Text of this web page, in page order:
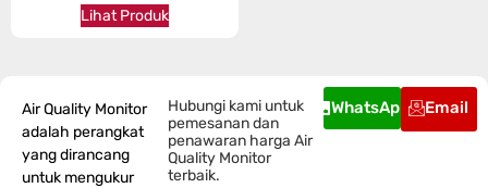
★★★★★
Lihat Produk
Air Quality Monitor
adalah perangkat
yang dirancang
untuk mengukur
Hubungi kami untuk
pemesanan dan
penawaran harga Air
Quality Monitor
terbaik.
WhatsApp Email